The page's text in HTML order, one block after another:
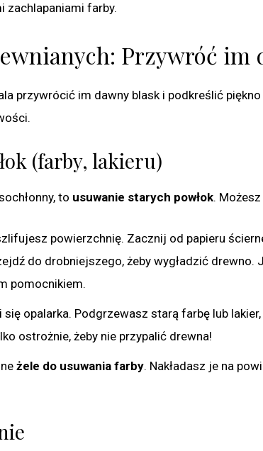
zachlapaniami farby.
Przywróć im
przywrócić im dawny blask i podkreślić
(farby, lakieru)
to usuwanie starych powłok.
powierzchnię. Zacznij od papieru
do drobniejszego, żeby wygładzić
pomocnikiem.
się opalarka. Podgrzewasz starą farbę lub
ostrożnie, żeby nie przypalić drewna!
żele do usuwania farby. Nakładasz je na